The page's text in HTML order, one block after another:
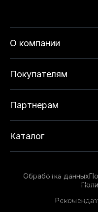
О компании
Покупателям
Партнерам
Каталог
Обработка данных
опыта на нашем сайте.
данный сайт, вы
технологий. Для